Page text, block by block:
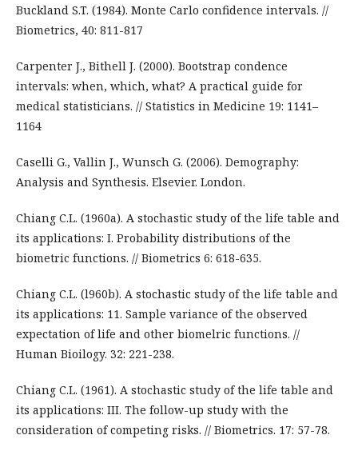
Buckland S.T. (1984). Monte Carlo confidence intervals. //
Biometrics, 40: 811-817
Carpenter J., Bithell J. (2000). Bootstrap condence
intervals: when, which, what? A practical guide for
medical statisticians. // Statistics in Medicine 19: 1141–
1164
Caselli G., Vallin J., Wunsch G. (2006). Demography:
Analysis and Synthesis. Elsevier. London.
Chiang C.L. (1960a). A stochastic study of the life table and
its applications: I. Probability distributions of the
biometric functions. // Biometrics 6: 618-635.
Chiang C.L. (l960b). A stochastic study of the life table and
its applications: 11. Sample variance of the observed
expectation of life and other biomelric functions. //
Human Bioilogy. 32: 221-238.
Chiang C.L. (1961). A stochastic study of the life table and
its applications: III. The follow-up study with the
consideration of competing risks. // Biometrics. 17: 57-78.